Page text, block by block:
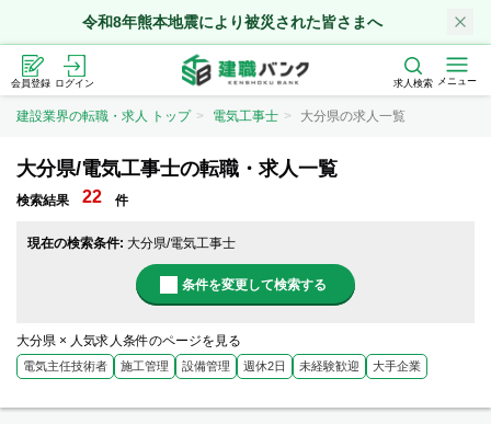
令和8年熊本地震により被災された皆さまへ
会員登録 ログイン 求人検索 メニュー
建設業界の転職・求人 トップ 電気工事士 大分県の求人一覧
大分県/電気工事士の転職・求人一覧
検索結果 22 件
現在の検索条件: 大分県/電気工事士
条件を変更して検索する
大分県 × 人気求人条件のページを見る
電気主任技術者 施工管理 設備管理 週休2日 未経験歓迎 大手企業